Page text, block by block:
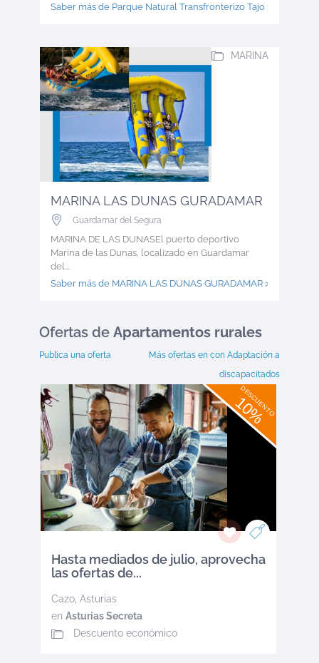
Saber más de Parque Natural Transfronterizo Tajo >
MARINA LAS DUNAS GURADAMAR
Guardamar del Segura
MARINA DE LAS DUNASEl puerto deportivo
Marina de las Dunas, localizado en Guardamar
del...
MARINA
Saber más de MARINA LAS DUNAS GURADAMAR >
Ofertas de Apartamentos rurales
Publica una oferta Más ofertas en con Adaptación a
discapacitados
DESCUENTO
10%
Hasta mediados de julio, aprovecha
las ofertas de...
Cazo, Asturias
en Asturias Secreta
Descuento económico